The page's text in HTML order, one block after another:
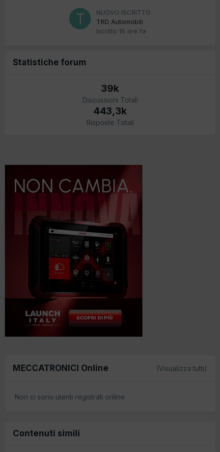
NUOVO ISCRITTO
TRD Automobili
Iscritto 16 ore fa
Statistiche forum
39k
Discussioni Totali
443,3k
Risposte Totali
MECCATRONICI Online (Visualizza tutti)
Non ci sono utenti registrati online
Contenuti simili